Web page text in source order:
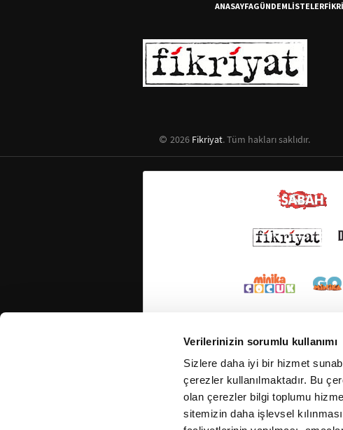
Verilerinizin sorumlu kullanımı
Sizlere daha iyi bir hizmet
çerezler kullanılmaktadır. Bu
olan çerezler bilgi toplumu
sitemizin daha işlevsel
ANASAYFAGÜNDEMLİSTELER
2026 Fikriyat. Tüm hakları saklıdır.